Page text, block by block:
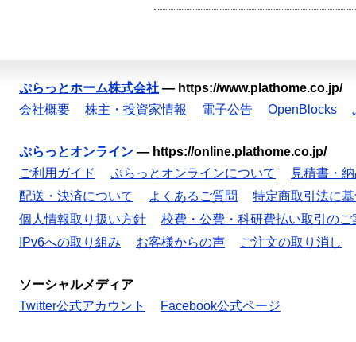
ぷらっとホーム株式会社 — https://www.plathome.co.jp/
会社概要
株主・投資家情報 電子公告 OpenBlocks
ぷらっとオンライン — https://online.plathome.co.jp/
ご利用ガイド
ぷらっとオンラインについて
見積書・
配送・決済について
よくあるご質問
特定商取引法に
個人情報取り扱い方針
校費・公費・科研費払い取引のご
IPv6への取り組み
お客様からの声 ご注文の取り消し
ソーシャルメディア
Twitter公式アカウント
Facebook公式ページ